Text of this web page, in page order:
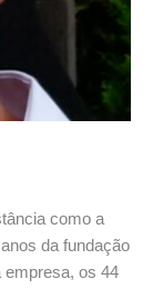
como a
da fundação
empresa, os 44